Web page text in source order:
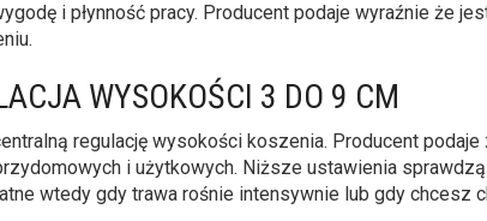
i płynność pracy. Producent podaje wyraźnie że
WYSOKOŚCI 3 DO 9 CM
regulację wysokości koszenia. Producent podaje
i użytkowych. Niższe ustawienia
wtedy gdy trawa rośnie intensywnie lub gdy chcesz